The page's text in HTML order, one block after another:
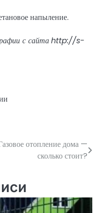
напыление.
с сайтаhttp://s-
отопление дома —
сколько стоит?